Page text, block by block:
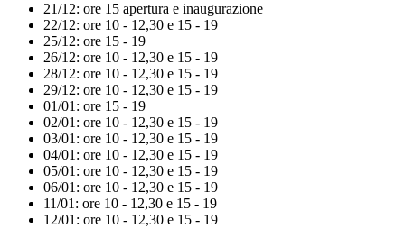
21/12: ore 15 apertura e inaugurazione
22/12: ore 10 - 12,30 e 15 - 19
25/12: ore 15 - 19
26/12: ore 10 - 12,30 e 15 - 19
28/12: ore 10 - 12,30 e 15 - 19
29/12: ore 10 - 12,30 e 15 - 19
01/01: ore 15 - 19
02/01: ore 10 - 12,30 e 15 - 19
03/01: ore 10 - 12,30 e 15 - 19
04/01: ore 10 - 12,30 e 15 - 19
05/01: ore 10 - 12,30 e 15 - 19
06/01: ore 10 - 12,30 e 15 - 19
11/01: ore 10 - 12,30 e 15 - 19
12/01: ore 10 - 12,30 e 15 - 19